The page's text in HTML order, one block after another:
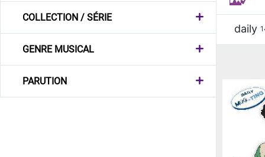
COLLECTION / SÉRIE
GENRE MUSICAL
PARUTION
daily